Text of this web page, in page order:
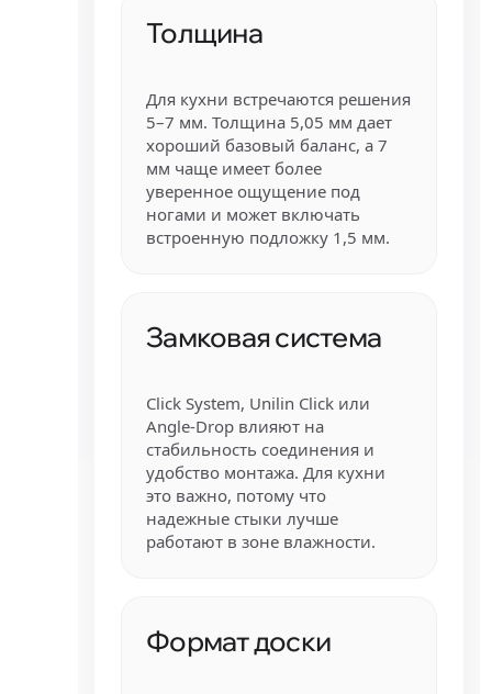
Толщина
Для кухни встречаются решения
5–7 мм. Толщина 5,05 мм дает
хороший базовый баланс, а 7
мм чаще имеет более
уверенное ощущение под
ногами и может включать
встроенную подложку 1,5 мм.
Замковая система
Click System, Unilin Click или
Angle-Drop влияют на
стабильность соединения и
удобство монтажа. Для кухни
это важно, потому что
надежные стыки лучше
работают в зоне влажности.
Формат доски